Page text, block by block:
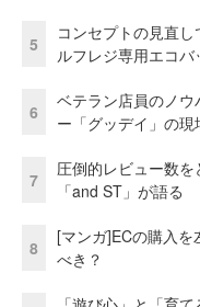
5
コンセプトの見直
ルフレジ専用エコ
6
ベテラン店員のノ
ー「グッデイ」の
7
圧倒的レビュー数
「and ST」が語る
8
[マンガ]ECの購入
べき？